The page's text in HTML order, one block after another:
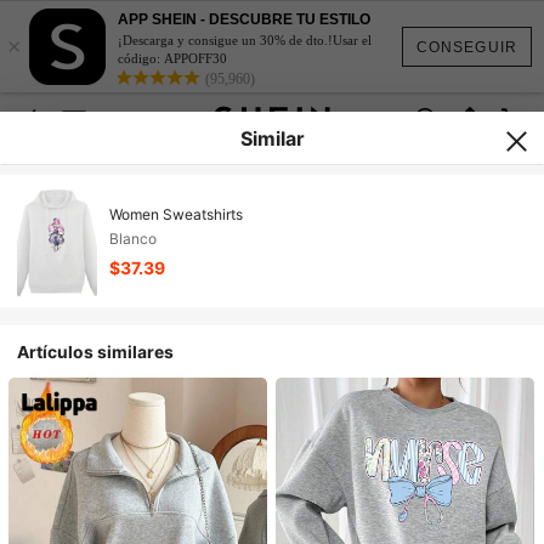
CONSEGUIR
×
APP SHEIN - DESCUBRE TU ESTILO
¡Descarga y consigue un 30% de dto.!Usar el
código: APPOFF30
(95,960)
Similar
Women Sweatshirts
Blanco
$37.39
Artículos similares